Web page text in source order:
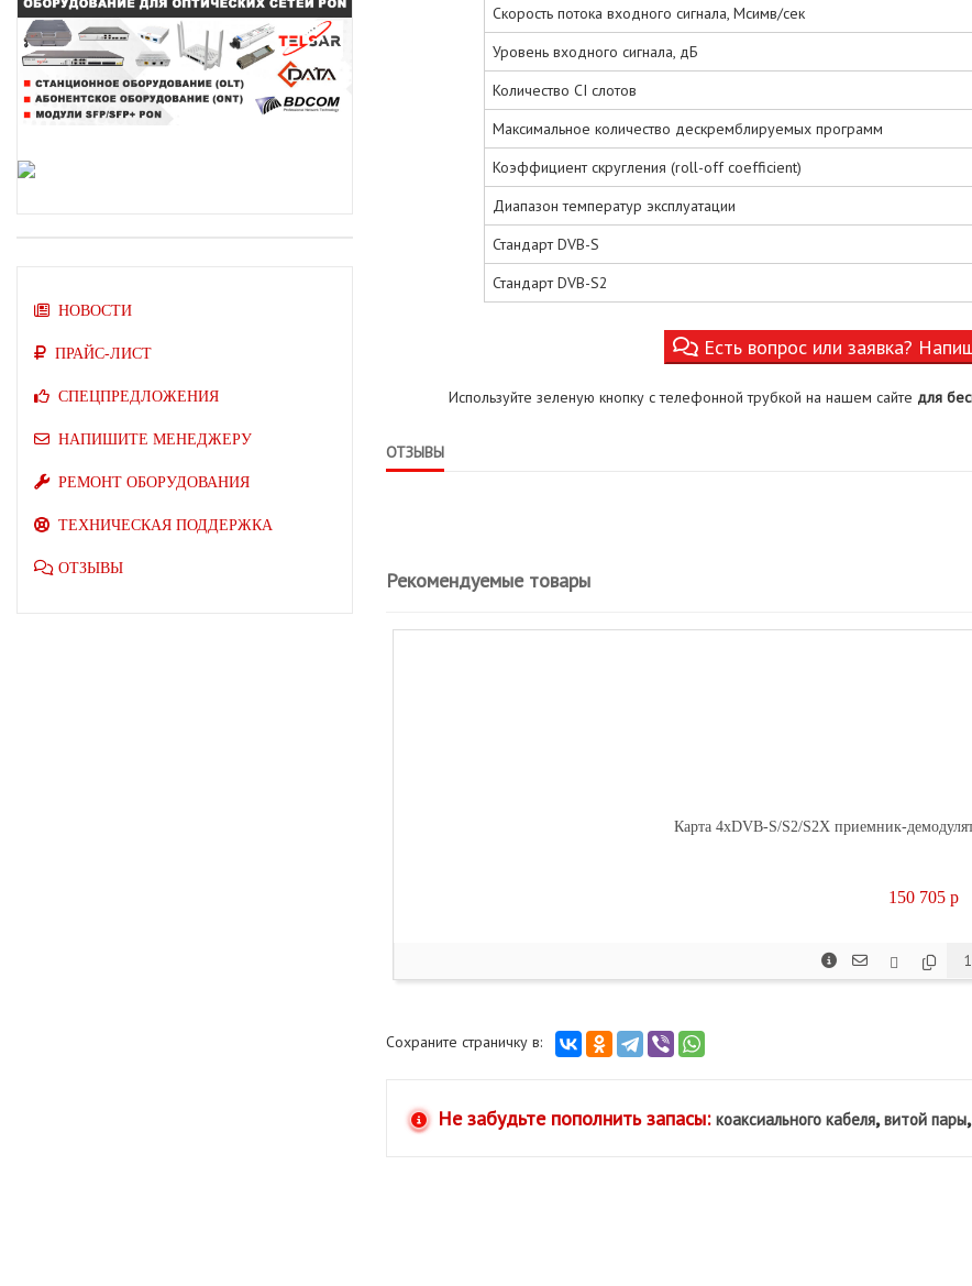
НОВОСТИ
ПРАЙС-ЛИСТ
СПЕЦПРЕДЛОЖЕНИЯ
НАПИШИТЕ МЕНЕДЖЕРУ
РЕМОНТ ОБОРУДОВАНИЯ
ТЕХНИЧЕСКАЯ ПОДДЕРЖКА
ОТЗЫВЫ
Скорость потока входного сигнала, Мсимв/сек
Уровень входного сигнала, дБ
Количество CI слотов
Максимальное количество дескремблируемых программ
Коэффициент скругления (roll-off coefficient)
Диапазон температур эксплуатации
Стандарт DVB-S
Стандарт DVB-S2
Есть вопрос или заявка?
Используйте зеленую кнопку с телефонной трубкой на нашем сайте для
ОТЗЫВЫ
Рекомендуемые товары
Карта 4xDVB-S/S2/S2X приемник-
150 705 p
Сохраните страничку в:
Не забудьте пополнить запасы: коаксиального кабеля,витой пары,